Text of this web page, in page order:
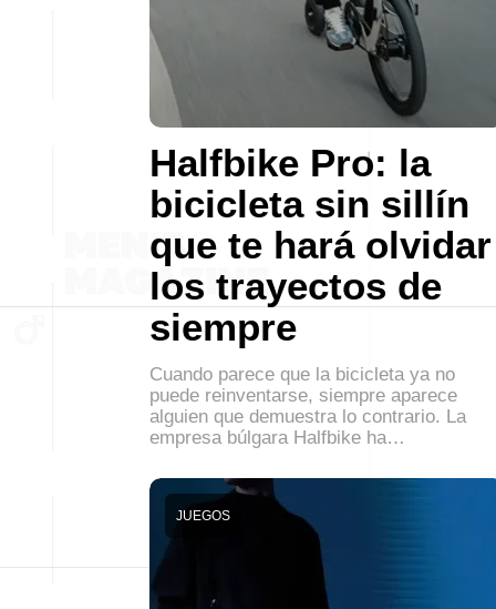
Halfbike Pro: la
bicicleta sin sillín
que te hará olvidar
los trayectos de
siempre
Cuando parece que la bicicleta ya no
puede reinventarse, siempre aparece
alguien que demuestra lo contrario. La
empresa búlgara Halfbike ha…
JUEGOS